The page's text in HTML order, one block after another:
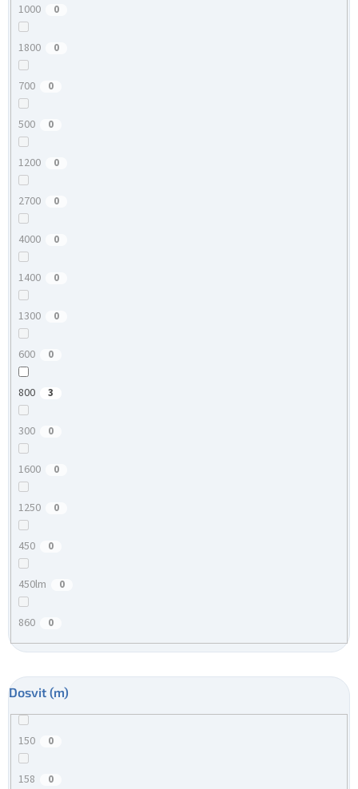
1000 0
1800 0
700 0
500 0
1200 0
2700 0
4000 0
1400 0
1300 0
600 0
800 3
300 0
1600 0
1250 0
450 0
450lm 0
860 0
Dosvit (m)
150 0
158 0